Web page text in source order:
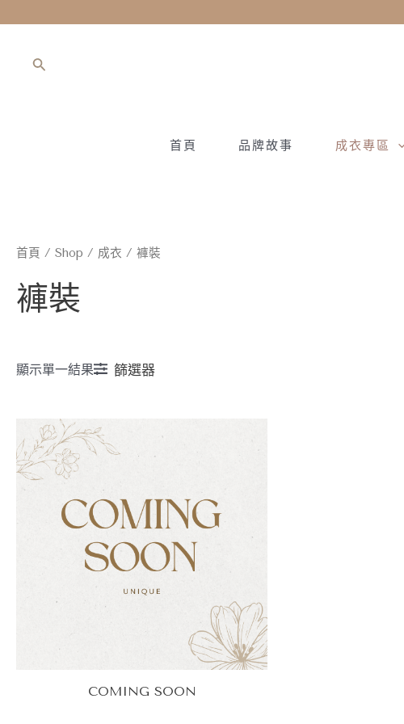
搜
首頁 品牌故事 成衣專區
首頁 / Shop / 成衣 / 褲裝
褲裝
顯示單一結果 篩選器
COMING SOON